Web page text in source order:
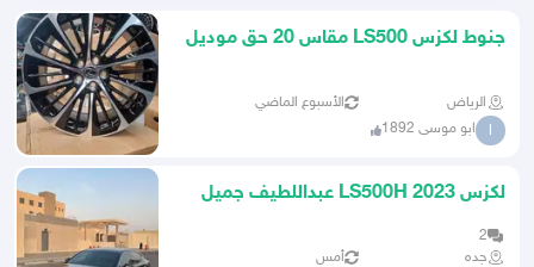
جنوط لكزس LS500 مقاس 20 حق موديل
الرياض الأسبوع الماضي
ا ابو موسى 1892
لكزس LS500H 2023 عبداللطيف جميل
2
جده
أمس